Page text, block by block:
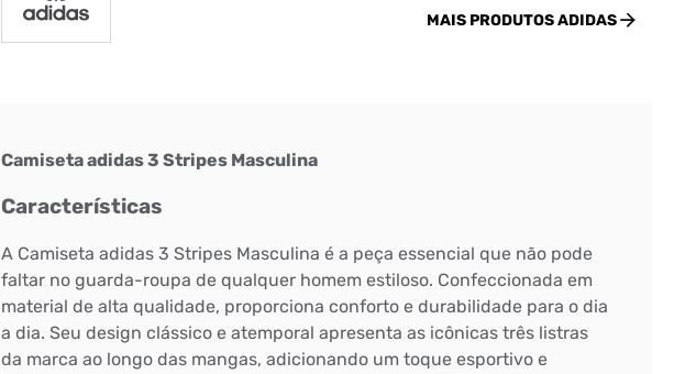
MAIS PRODUTOSADIDAS
Camiseta adidas 3 Stripes Masculina
Características
A Camiseta adidas 3 Stripes Masculina é a peça essencial que não pode
faltar no guarda-roupa de qualquer homem estiloso. Confeccionada em
material de alta qualidade, proporciona conforto e durabilidade para o dia
a dia. Seu design clássico e atemporal apresenta as icônicas três listras
da marca ao longo das mangas, adicionando um toque esportivo e